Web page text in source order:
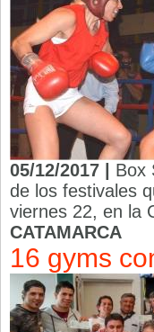
05/12/2017 | Box
de los festivales
viernes 22, en la
CATAMARCA
16 gyms